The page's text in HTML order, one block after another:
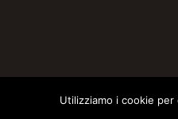
Utilizziamo i cookie